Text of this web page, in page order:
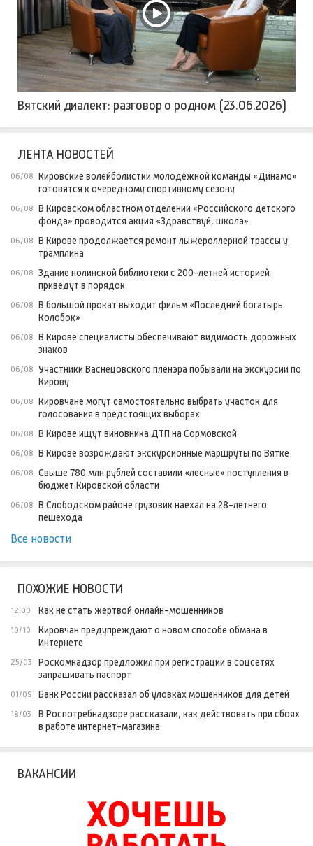
Вятский диалект: разговор о родном (23.06.2026)
ЛЕНТА НОВОСТЕЙ
06/08 Кировские волейболистки молодёжной команды «Динамо»
готовятся к очередному спортивному сезону
06/08 В Кировском областном отделении «Российского детского
фонда» проводится акция «Здравствуй, школа»
06/08 В Кирове продолжается ремонт лыжероллерной трассы у
трамплина
06/08 Здание нолинской библиотеки с 200-летней историей
приведут в порядок
06/08 В большой прокат выходит фильм «Последний богатырь.
Колобок»
06/08 В Кирове специалисты обеспечивают видимость дорожных
знаков
06/08 Участники Васнецовского пленэра побывали на экскурсии по
Кирову
06/08 Кировчане могут самостоятельно выбрать участок для
голосования в предстоящих выборах
06/08 В Кирове ищут виновника ДТП на Сормовской
06/08 В Кирове возрождают экскурсионные маршруты по Вятке
06/08 Свыше 780 млн рублей составили «лесные» поступления в
бюджет Кировской области
06/08 В Слободском районе грузовик наехал на 28-летнего
пешехода
Все новости
ПОХОЖИЕ НОВОСТИ
12:00 Как не стать жертвой онлайн-мошенников
10/10
Кировчан предупреждают о новом способе обмана в
Интернете
25/03
Роскомнадзор предложил при регистрации в соцсетях
запрашивать паспорт
01/09 Банк России рассказал об уловках мошенников для детей
18/03
В Роспотребнадзоре рассказали, как действовать при сбоях
в работе интернет-магазина
ВАКАНСИИ